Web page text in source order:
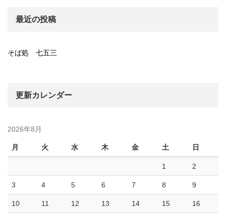
最近の投稿
そば処 七五三
更新カレンダー
2026年8月
月 火 水 木 金 土 日
1 2
3 4 5 6 7 8 9
10 11 12 13 14 15 16